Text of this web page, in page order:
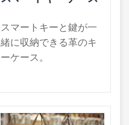
スマートキーと鍵が一
緒に収納できる革のキ
ーケース。